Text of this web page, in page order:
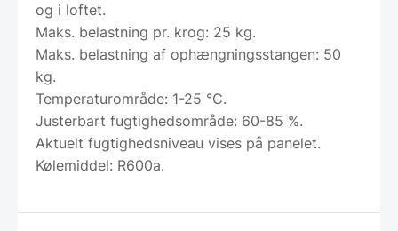
og i loftet.
Maks. belastning pr. krog: 25 kg.
Maks. belastning af ophængningsstangen: 50
kg.
Temperaturområde: 1-25 °C.
Justerbart fugtighedsområde: 60-85 %.
Aktuelt fugtighedsniveau vises på panelet.
Kølemiddel: R600a.